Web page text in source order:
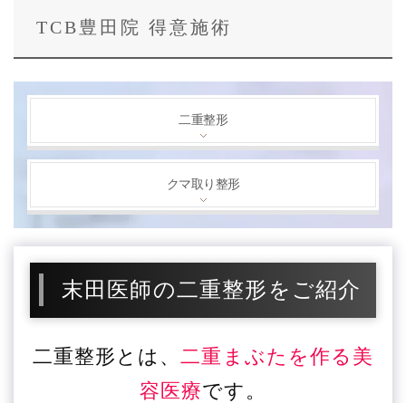
TCB豊田院 得意施術
二重整形
クマ取り整形
末田医師の二重整形をご紹介
二重整形とは、二重まぶたを作る美
容医療です。